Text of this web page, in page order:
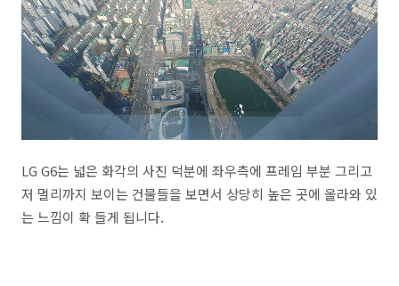
LG G6는 넓은 화각의 사진 덕분에 좌우측에 프레임 부분 그리고
저 멀리까지 보이는 건물들을 보면서 상당히 높은 곳에 올라와 있
는 느낌이 확 들게 됩니다.